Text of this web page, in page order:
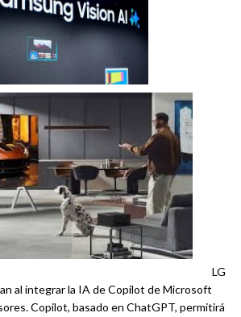
LG
al integrar la IA de Copilot de Microsoft
Copilot, basado en ChatGPT, permitirá